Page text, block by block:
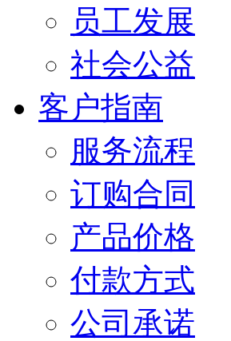
员工发展
社会公益
客户指南
服务流程
订购合同
产品价格
付款方式
公司承诺